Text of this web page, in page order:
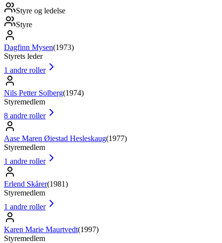
Styre og ledelse
Styre
Dagfinn Mysen(1973)
Styrets leder
1 andre roller
Nils Petter Solberg(1974)
Styremedlem
8 andre roller
Aase Maren Øiestad Hesleskaug(1977)
Styremedlem
1 andre roller
Erlend Skårer(1981)
Styremedlem
1 andre roller
Karen Marie Maurtvedt(1997)
Styremedlem